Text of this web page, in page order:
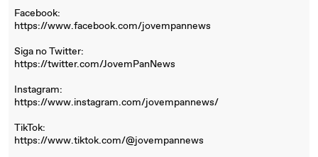
Facebook:
https://www.facebook.com/jovempannews
Siga no Twitter:
https://twitter.com/JovemPanNews
Instagram:
https://www.instagram.com/jovempannews/
TikTok:
https://www.tiktok.com/@jovempannews